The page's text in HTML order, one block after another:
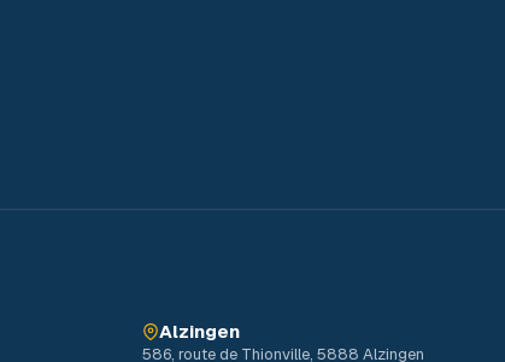
Alzingen
586, route de Thionville, 5888 Alzingen